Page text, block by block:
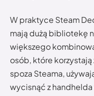
W praktyce Steam
mają dużą bibliotekę
większego
osób, które
spoza Steama,
wycisnąć z